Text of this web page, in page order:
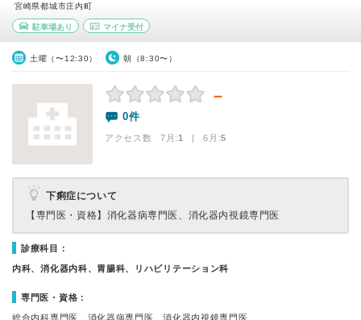
宮崎県都城市庄内町
駐車場あり マイナ受付
土曜（〜12:30） 朝（8:30〜）
－
0件
アクセス数 7月:1 | 6月:5
下痢症について
【専門医・資格】 消化器病専門医、消化器内視鏡専門医
診療科目：
内科、消化器内科、胃腸科、リハビリテーション科
専門医・資格：
総合内科専門医、消化器病専門医、消化器内視鏡専門医